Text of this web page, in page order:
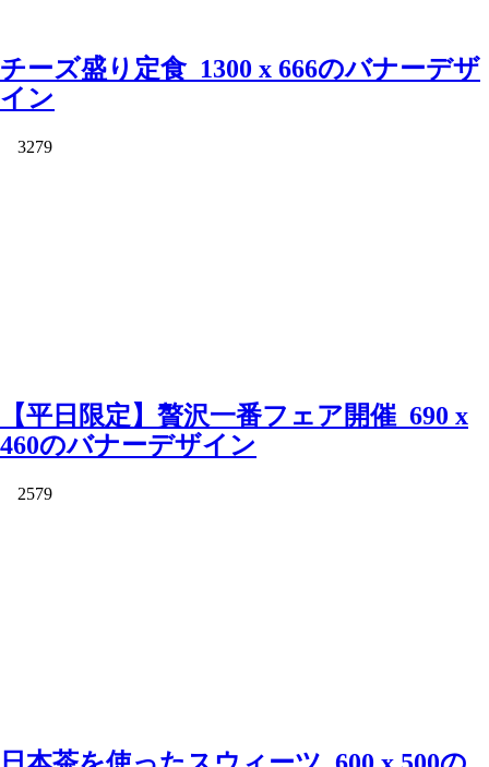
チーズ盛り定食_1300 x 666のバナーデザ
イン
3279
【平日限定】贅沢一番フェア開催_690 x
460のバナーデザイン
2579